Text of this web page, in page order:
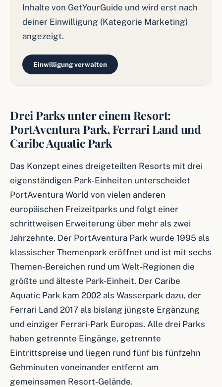
Inhalte von GetYourGuide und wird erst nach
deiner Einwilligung (Kategorie Marketing)
angezeigt.
Einwilligung verwalten
Drei Parks unter einem Resort:
PortAventura Park, Ferrari Land und
Caribe Aquatic Park
Das Konzept eines dreigeteilten Resorts mit drei
eigenständigen Park-Einheiten unterscheidet
PortAventura World von vielen anderen
europäischen Freizeitparks und folgt einer
schrittweisen Erweiterung über mehr als zwei
Jahrzehnte. Der PortAventura Park wurde 1995 als
klassischer Themenpark eröffnet und ist mit sechs
Themen-Bereichen rund um Welt-Regionen die
größte und älteste Park-Einheit. Der Caribe
Aquatic Park kam 2002 als Wasserpark dazu, der
Ferrari Land 2017 als bislang jüngste Ergänzung
und einziger Ferrari-Park Europas. Alle drei Parks
haben getrennte Eingänge, getrennte
Eintrittspreise und liegen rund fünf bis fünfzehn
Gehminuten voneinander entfernt am
gemeinsamen Resort-Gelände.